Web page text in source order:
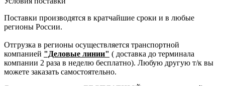
Поставки производятся в кратчайшие сроки и в любые
регионы России.
Отгрузка в регионы осуществляется транспортной
компанией "Деловые линии" ( доставка до терминала
компании 2 раза в неделю бесплатно). Любую другую т/к вы
можете заказать самостоятельно.